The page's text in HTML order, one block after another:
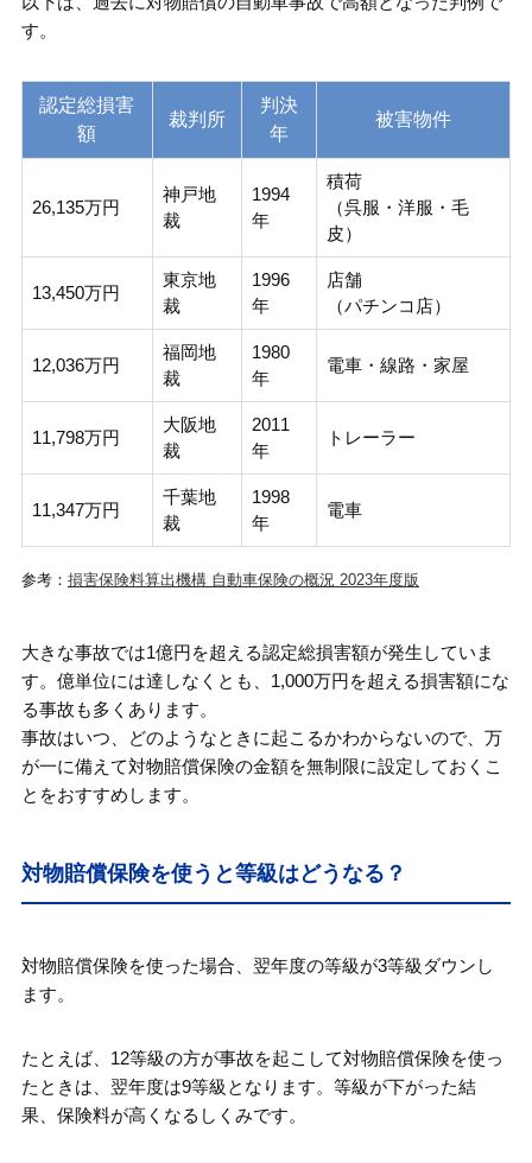
す。
認定総損害
額
裁判所
判決
年
被害物件
26,135万円
神戸地
裁
1994
年
積荷
（呉服・洋服・毛
皮）
13,450万円
東京地
裁
1996
年
店舗
（パチンコ店）
12,036万円
福岡地
裁
1980
年
電車・線路・家屋
11,798万円
大阪地
裁
2011
年
トレーラー
11,347万円
千葉地
裁
1998
年
電車
参考： 損害保険料算出機構 自動車保険の概況 2023年度版
大きな事故では1億円を超える認定総損害額が発生していま
す。億単位には達しなくとも、1,000万円を超える損害額にな
る事故も多くあります。
事故はいつ、どのようなときに起こるかわからないので、万
が一に備えて対物賠償保険の金額を無制限に設定しておくこ
とをおすすめします。
対物賠償保険を使うと等級はどうなる？
対物賠償保険を使った場合、翌年度の等級が3等級ダウンし
ます。
たとえば、12等級の方が事故を起こして対物賠償保険を使っ
たときは、翌年度は9等級となります。等級が下がった結
果、保険料が高くなるしくみです。